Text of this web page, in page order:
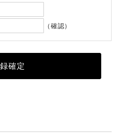
（確認）